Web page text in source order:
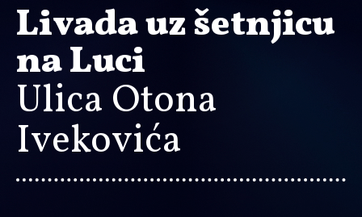
Livada uz šetnjicu
na Luci
Ulica Otona
Ivekovića